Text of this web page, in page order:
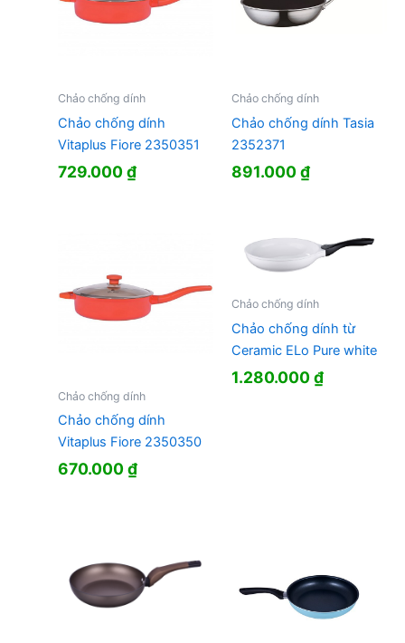
Chảo chống dính
Chảo chống dính
Vitaplus Fiore 2350351
729.000₫
Chảo chống dính
Chảo chống dính Tasia
2352371
891.000₫
Chảo chống dính
Chảo chống dính
Vitaplus Fiore 2350350
670.000₫
Chảo chống dính
Chảo chống dính từ
Ceramic ELo Pure white
1.280.000₫